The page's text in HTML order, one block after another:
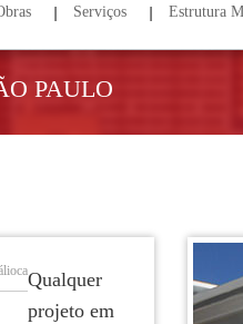
ORÇAMENTO
*